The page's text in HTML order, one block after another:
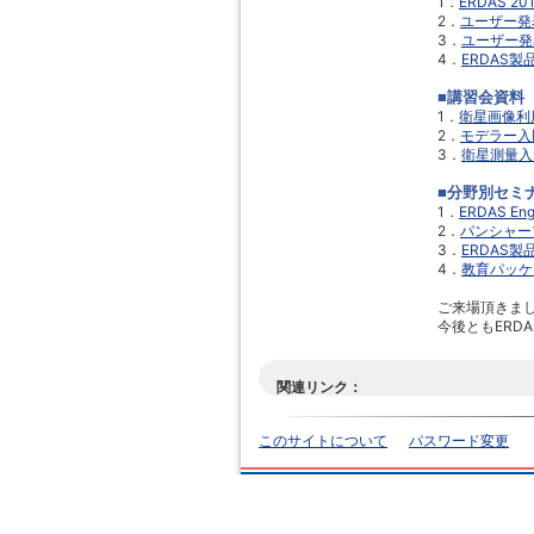
2． ユーザー
3． ユーザー
4． ERDAS製
■講習会資料
1． 衛星画像
2． モデラー
3． 衛星測量
■分野別セミ
1． ERDAS
2． パンシャ
3． ERDAS製
4． 教育パッ
ご来場頂きま
今後とも
関連リンク：
このサイトについて パスワード変更